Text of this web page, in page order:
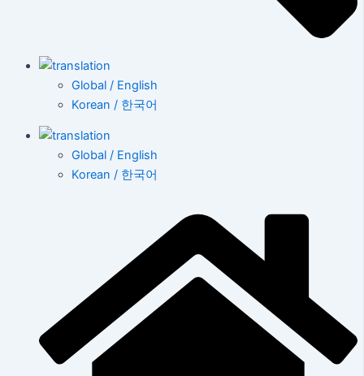
Global / English
Korean / 한국어
Global / English
Korean / 한국어